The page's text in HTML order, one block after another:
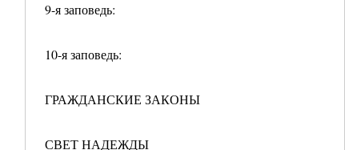
9-я заповедь:
10-я заповедь:
ГРАЖДАНСКИЕ ЗАКОНЫ
СВЕТ НАДЕЖДЫ